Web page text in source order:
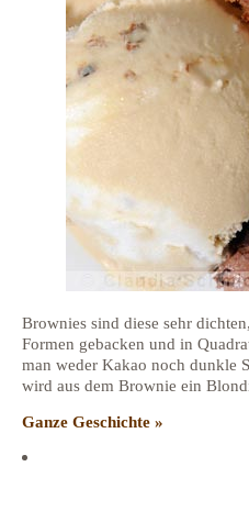
Brownies sind diese sehr
Formen gebacken und in
man weder Kakao noch dunkle
wird aus dem Brownie ein
Ganze Geschichte »